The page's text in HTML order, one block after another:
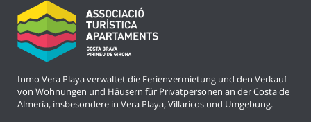
Inmo Vera Playa verwaltet die Ferienvermietung und den Verkauf
von Wohnungen und Häusern für Privatpersonen an der Costa de
Almería, insbesondere in Vera Playa, Villaricos und Umgebung.